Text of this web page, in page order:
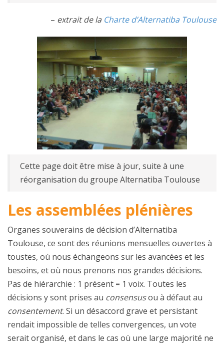
– extrait de la Charte d’Alternatiba Toulouse
Cette page doit être mise à jour, suite à une
réorganisation du groupe Alternatiba Toulouse
Les assemblées plénières
Organes souverains de décision d’Alternatiba
Toulouse, ce sont des réunions mensuelles ouvertes à
toustes, où nous échangeons sur les avancées et les
besoins, et où nous prenons nos grandes décisions.
Pas de hiérarchie : 1 présent = 1 voix. Toutes les
décisions y sont prises au consensusou à défaut au
consentement. Si un désaccord grave et persistant
rendait impossible de telles convergences, un vote
serait organisé, et dans le cas où une large majorité ne